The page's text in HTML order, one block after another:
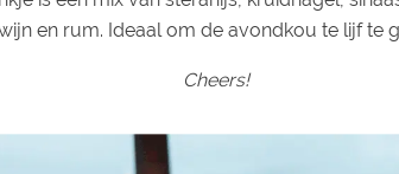
en rum. Ideaal om de avondkou te lijf te
Cheers!